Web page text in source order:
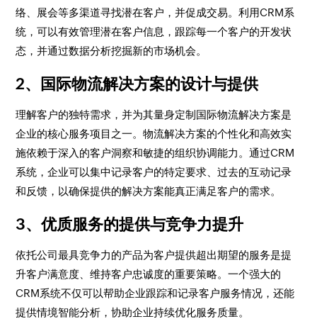
络、展会等多渠道寻找潜在客户，并促成交易。利用CRM系
统，可以有效管理潜在客户信息，跟踪每一个客户的开发状
态，并通过数据分析挖掘新的市场机会。
2、国际物流解决方案的设计与提供
理解客户的独特需求，并为其量身定制国际物流解决方案是
企业的核心服务项目之一。物流解决方案的个性化和高效实
施依赖于深入的客户洞察和敏捷的组织协调能力。通过CRM
系统，企业可以集中记录客户的特定要求、过去的互动记录
和反馈，以确保提供的解决方案能真正满足客户的需求。
3、优质服务的提供与竞争力提升
依托公司最具竞争力的产品为客户提供超出期望的服务是提
升客户满意度、维持客户忠诚度的重要策略。一个强大的
CRM系统不仅可以帮助企业跟踪和记录客户服务情况，还能
提供情境智能分析，协助企业持续优化服务质量。